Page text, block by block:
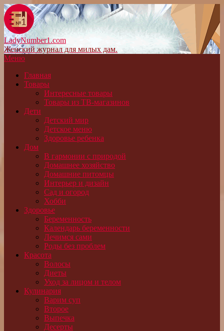
LadyNumber1.com
Женский журнал для милых дам.
Меню
Главная
Товары
Интересные товары
Товары из ТВ-магазинов
Дети
Детский мир
Детское меню
Здоровье ребенка
Дом
В гармонии с природой
Домашнее хозяйство
Домашние питомцы
Интерьер и дизайн
Сад и огород
Хобби
Здоровье
Беременность
Календарь беременности
Лечимся сами
Роды без проблем
Красота
Волосы
Диеты
Уход за лицом и телом
Кулинария
Варим суп
Второе
Выпечка
Десерты